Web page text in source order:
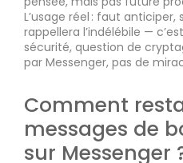
L’usage réel : faut anticiper,
rappellera l’indélébile —
sécurité, question de
par Messenger, pas de
Comment
messages de
sur Messenger